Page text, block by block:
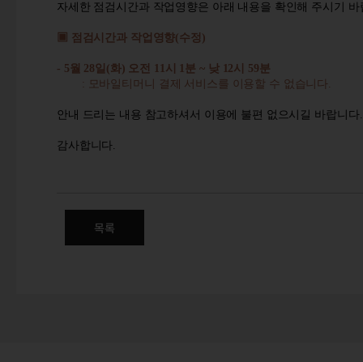
자세한 점검시간과 작업영향은 아래 내용을 확인해 주시기 바
▣ 점검시간과 작업영향( 수정 )
- 5 월 28 일 ( 화) 오전 11시 1분 ~ 낮12시 59분
모바일티머니 결제 서비스를 이용할 수 없습니다.
안내 드리는 내용 참고하셔서 이용에 불편 없으시길 바랍니다.
감사합니다.
목록